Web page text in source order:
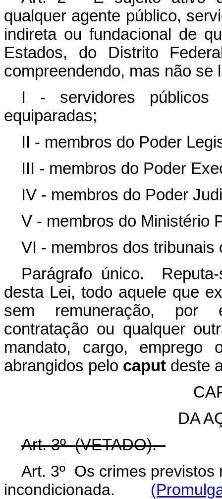
qualquer agente público,
indireta ou fundacional de
Estados, do Distrito
compreendendo, mas não se
I - servidores
equiparadas;
II - membros do Poder
III - membros do Poder
IV - membros do Poder
V - membros do Ministério
VI - membros dos
Parágrafo único.
desta Lei, todo aquele que
sem remuneração, por
contratação ou qualquer
mandato, cargo,
abrangidos pelo caput deste
DA
Art. 3º (VETADO).
Art. 3º Os crimes previstos
incondicionada.